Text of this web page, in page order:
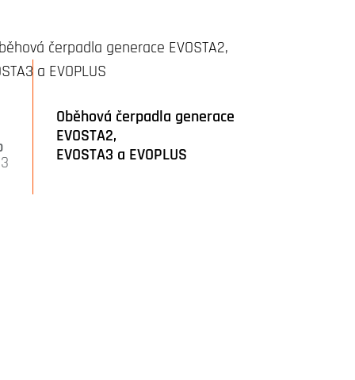
Oběhová čerpadla generace
EVOSTA2,
EVOSTA3 a EVOPLUS